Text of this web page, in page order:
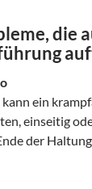
die
ein
einseitig
der